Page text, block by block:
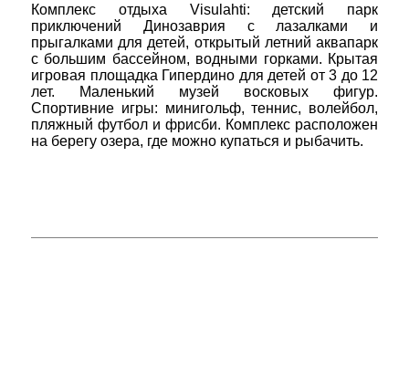
Комплекс отдыха Visulahti: детский парк
приключений Динозаврия с лазалками и
прыгалками для детей, открытый летний аквапарк
с большим бассейном, водными горками. Крытая
игровая площадка Гипердино для детей от 3 до 12
лет. Маленький музей восковых фигур.
Спортивние игры: минигольф, теннис, волейбол,
пляжный футбол и фрисби. Комплекс расположен
на берегу озера, где можно купаться и рыбачить.